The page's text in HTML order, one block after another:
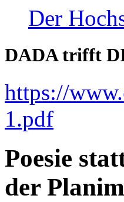
Der
DADA trifft
https://
1.pdf
Poesie
der